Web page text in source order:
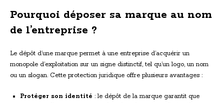
Pourquoi déposer sa marque au nom
de l’entreprise ?
Le dépôt d’une marque permet à une entreprise d’acquérir un
monopole d’exploitation sur un signe distinctif, tel qu’un logo, un nom
ou un slogan. Cette protection juridique offre plusieurs avantages :
Protéger son identité : le dépôt de la marque garantit que